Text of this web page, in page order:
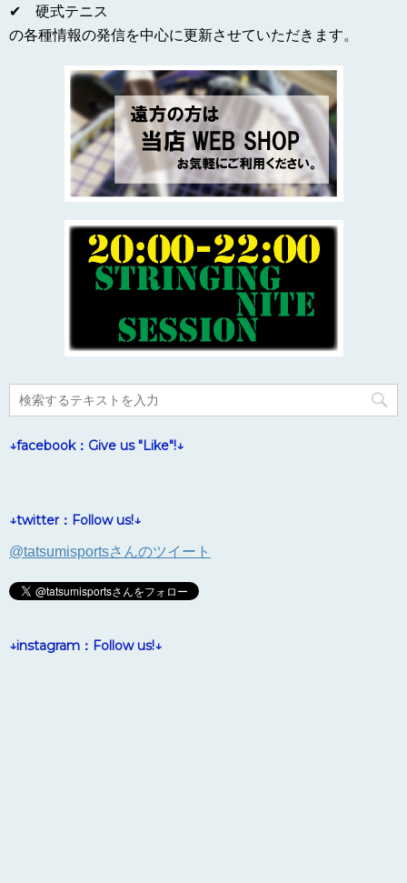
✔ 硬式テニス
の各種情報の発信を中心に更新させていただきます。
↓facebook：Give us "Like"!↓
↓twitter：Follow us!↓
@tatsumisportsさんのツイート
↓instagram：Follow us!↓